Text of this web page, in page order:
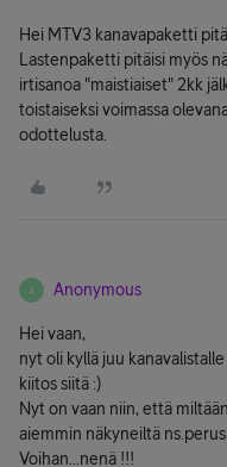
Hei MTV3 kanavapaketti
Lastenpaketti pitäisi myös
irtisanoa "maistiaiset" 2kk
toistaiseksi voimassa
odottelusta.
A Anonymous
Hei vaan,
nyt oli kyllä juu
kiitos siitä :)
Nyt on vaan niin, että
aiemmin näkyneiltä
Voihan...nenä !!!